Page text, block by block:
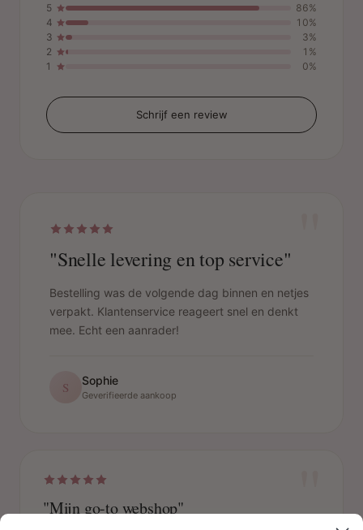
5
86%
4
10%
3
3%
2
1%
1
0%
Schrijf een review
"Snelle levering en top service"
Bestelling was de volgende dag binnen en netjes
verpakt. Klantenservice reageert snel en denkt
mee. Echt een aanrader!
S Sophie
Geverifieerde aankoop
"
"Mijn go-to webshop"